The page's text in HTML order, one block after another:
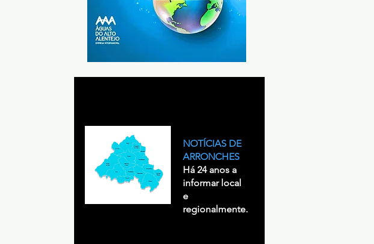
NOTÍCIAS DE
ARRONCHES
Há 24 anos a
informar local
e
regionalmente.